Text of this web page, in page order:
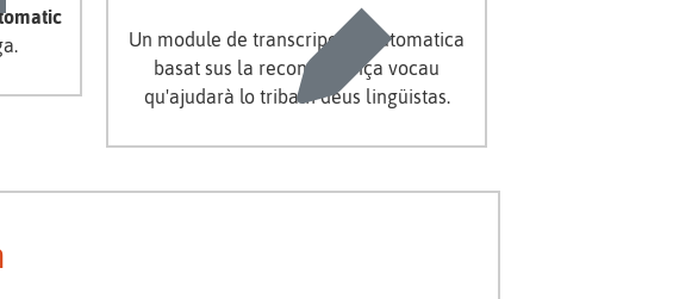
Un module de transcripcion automatica
basat sus la reconeishença vocau
qu'ajudarà lo tribalh deus lingüistas.